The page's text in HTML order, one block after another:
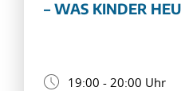
– WAS KINDER
19:00 - 20:00 Uhr